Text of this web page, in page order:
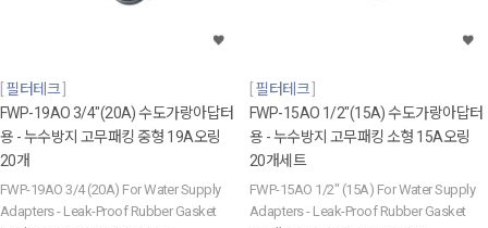
필터테크
FWP-19AO 3/4"(20A) 수도가랑아답터
용 - 누수방지 고무패킹 중형 19A오링
20개
FWP-19AO 3/4 (20A) For Water Supply
Adapters - Leak-Proof Rubber Gasket
필터테크
FWP-15AO 1/2"(15A) 수도가랑아답터
용 - 누수방지 고무패킹 소형 15A오링
20개세트
FWP-15AO 1/2" (15A) For Water Supply
Adapters - Leak-Proof Rubber Gasket